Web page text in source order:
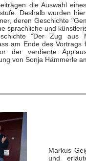
die Auswahl
Deshalb wurden
deren Geschichte
sprachliche und
"Der Zug aus
am Ende des Vortrags
der verdiente
von Sonja Hämmerle
Markus
und